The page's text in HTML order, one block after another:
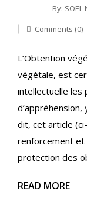
By: SOEL
Comments (0)
L’Obtention
végétale, est
intellectuelle les
d’appréhension,
dit, cet article
renforcement
protection des
READ MORE